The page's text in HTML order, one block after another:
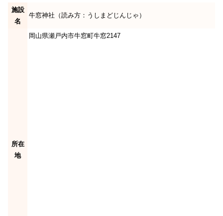
施設
名
牛窓神社（読み方：うしまどじんじゃ）
所在
地
岡山県瀬戸内市牛窓町牛窓2147